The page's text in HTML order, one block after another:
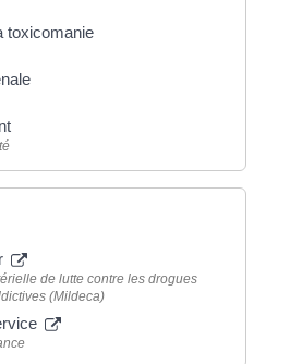
toxicomanie
de lutte contre les drogues
(Mildeca)